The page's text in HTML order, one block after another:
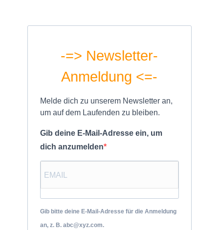
-=> Newsletter-
Anmeldung <=-
Melde dich zu unserem Newsletter an,
um auf dem Laufenden zu bleiben.
Gib deine E-Mail-Adresse ein, um
dich anzumelden
Gib bitte deine E-Mail-Adresse für die Anmeldung
an, z. B. abc@xyz.com.